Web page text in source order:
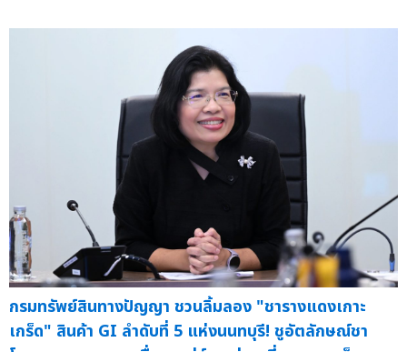
กรมทรัพย์สินทางปัญญา ชวนลิ้มลอง "ชารางแดงเกาะ
เกร็ด" สินค้า GI ลำดับที่ 5 แห่งนนทบุรี! ชูอัตลักษณ์ชา